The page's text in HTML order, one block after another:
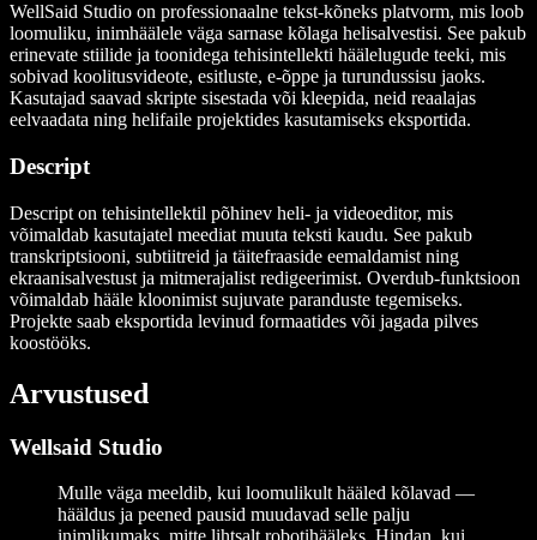
WellSaid Studio on professionaalne tekst-kõneks platvorm, mis loob
loomuliku, inimhäälele väga sarnase kõlaga helisalvestisi. See pakub
erinevate stiilide ja toonidega tehisintellekti häälelugude teeki, mis
sobivad koolitusvideote, esitluste, e-õppe ja turundussisu jaoks.
Kasutajad saavad skripte sisestada või kleepida, neid reaalajas
eelvaadata ning helifaile projektides kasutamiseks eksportida.
Descript
Descript on tehisintellektil põhinev heli- ja videoeditor, mis
võimaldab kasutajatel meediat muuta teksti kaudu. See pakub
transkriptsiooni, subtiitreid ja täitefraaside eemaldamist ning
ekraanisalvestust ja mitmerajalist redigeerimist. Overdub-funktsioon
võimaldab hääle kloonimist sujuvate paranduste tegemiseks.
Projekte saab eksportida levinud formaatides või jagada pilves
koostööks.
Arvustused
Wellsaid Studio
Mulle väga meeldib, kui loomulikult hääled kõlavad —
hääldus ja peened pausid muudavad selle palju